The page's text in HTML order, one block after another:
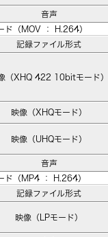
音声
ド（MOV ： H.264）
記録ファイル形式
（XHQ 422 10bitモード）
映像（XHQモード）
映像（UHQモード）
音声
ド（MP4 ： H.264）
記録ファイル形式
映像（LPモード）